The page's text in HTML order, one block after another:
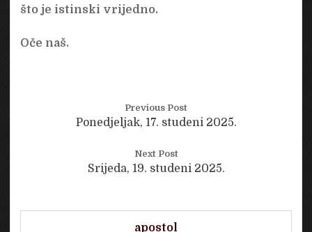
što je istinski vrijedno.
Oče naš.
Previous Post
Ponedjeljak, 17. studeni 2025.
Next Post
Srijeda, 19. studeni 2025.
apostol